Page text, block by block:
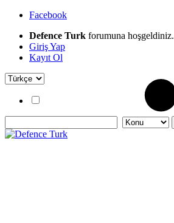
Facebook
Defence Turk forumuna hoşgeldiniz.
Giriş Yap
Kayıt Ol